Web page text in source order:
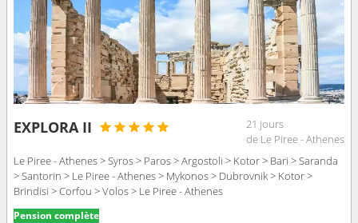
EXPLORA II
21 jours
de Le Piree - Athenes
Le Piree - Athenes > Syros > Paros > Argostoli > Kotor > Bari > Saranda
> Santorin > Le Piree - Athenes > Mykonos > Dubrovnik > Kotor >
Brindisi > Corfou > Volos > Le Piree - Athenes
Pension complète